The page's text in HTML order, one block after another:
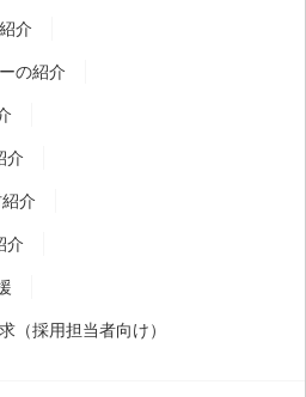
介
の紹介
介
介
介
（採用担当者向け）